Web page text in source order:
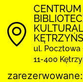
CENTRUM
ul. Pocztowa
11-400
zarezerwowane: